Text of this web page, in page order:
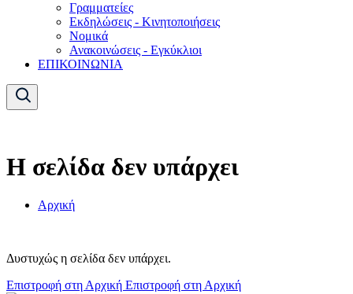
Γραμματείες
Εκδηλώσεις - Κινητοποιήσεις
Νομικά
Ανακοινώσεις - Εγκύκλιοι
ΕΠΙΚΟΙΝΩΝΙΑ
Η σελίδα δεν υπάρχει
Αρχική
Δυστυχώς η σελίδα δεν υπάρχει.
Επιστροφή στη Αρχική Επιστροφή στη Αρχική